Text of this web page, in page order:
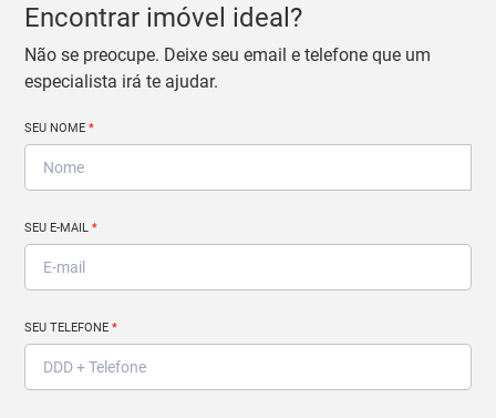
Encontrar imóvel ideal?
Não se preocupe. Deixe seu email e telefone que um
especialista irá te ajudar.
SEU NOME*
SEU E-MAIL*
SEU TELEFONE*